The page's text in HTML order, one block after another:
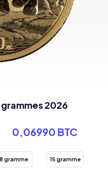
2026
0,06990 BTC
8 gramme 15 gramme